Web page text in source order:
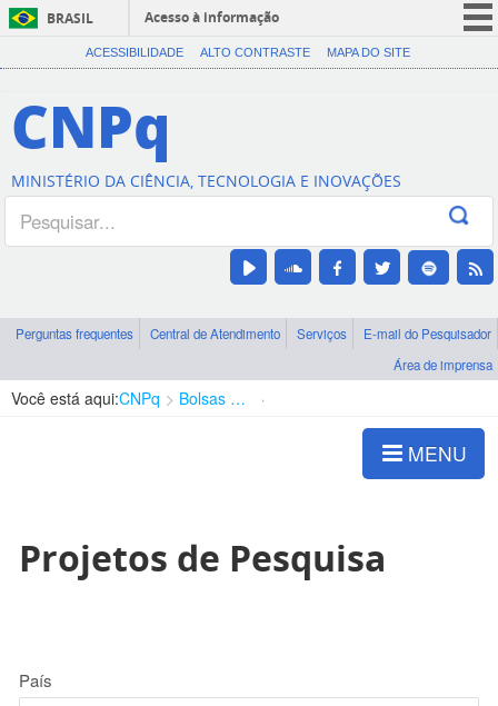
BRASIL
Acesso à informação
CORONAVÍRUS (COVID-19)
Canais
ACESSIBILIDADE ALTO CONTRASTE MAPA DO SITE
CNPq
MINISTÉRIO DA CIÊNCIA, TECNOLOGIA E INOVAÇÕES
Perguntas frequentes Central de Atendimento Serviços
E-mail do Pesquisador
Área de imprensa
Você está aqui:CNPq Bolsas e Auxílios Vigentes
MENU
Projetos de Pesquisa
País